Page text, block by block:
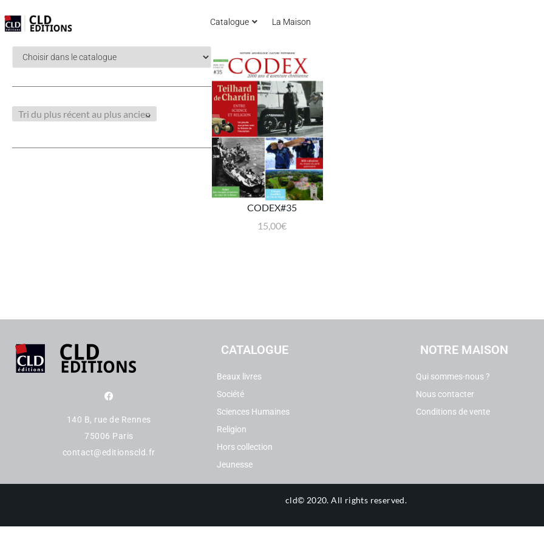
Catalogue La Maison
CODEX#35
15,00€
140 B, rue de Rennes
75006 Paris
contact@editionscld.fr
CATALOGUE
Beaux livres
Société
Sciences Humaines
Religion
Hors collection
Jeunesse
NOTRE MAISON
Qui sommes-nous ?
Nous contacter
Conditions de vente
cld© 2020.All rights reserved.